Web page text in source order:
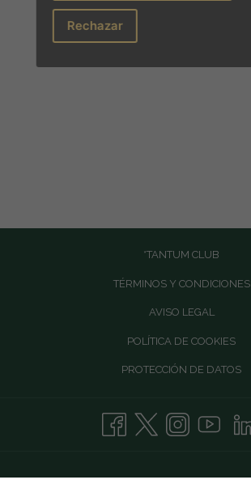
*TANTUM CLUB
TÉRMINOS Y CONDICIONES
AVISO LEGAL
POLÍTICA DE COOKIES
PROTECCIÓN DE DATOS
Rechazar